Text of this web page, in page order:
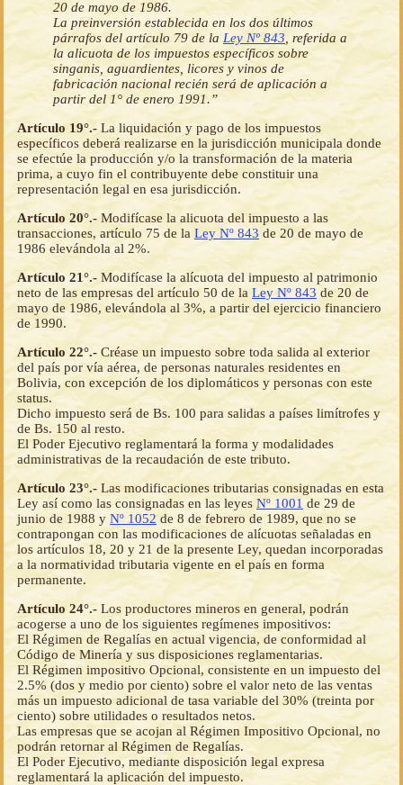
20 de mayo de 1986.
La preinversión establecida en los dos últimos
párrafos del artículo 79 de la Ley Nº 843 , referida a
la alicuota de los impuestos específicos sobre
singanis, aguardientes, licores y vinos de
fabricación nacional recién será de aplicación a
partir del 1° de enero 1991.”
Artículo 19°.- La liquidación y pago de los impuestos
específicos deberá realizarse en la jurisdicción municipala donde
se efectúe la producción y/o la transformación de la materia
prima, a cuyo fin el contribuyente debe constituir una
representación legal en esa jurisdicción.
Artículo 20°.- Modifícase la alicuota del impuesto a las
transacciones, artículo 75 de la Ley Nº 843 de 20 de mayo de
1986 elevándola al 2%.
Artículo 21°.- Modifícase la alícuota del impuesto al patrimonio
neto de las empresas del artículo 50 de laLey Nº 843 de 20 de
mayo de 1986, elevándola al 3%, a partir del ejercicio financiero
de 1990.
Artículo 22°.- Créase un impuesto sobre toda salida al exterior
del país por vía aérea, de personas naturales residentes en
Bolivia, con excepción de los diplomáticos y personas con este
status.
Dicho impuesto será de Bs. 100 para salidas a países limítrofes y
de Bs. 150 al resto.
El Poder Ejecutivo reglamentará la forma y modalidades
administrativas de la recaudación de este tributo.
Artículo 23°.- Las modificaciones tributarias consignadas en esta
Ley así como las consignadas en las leyes Nº 1001 de 29 de
junio de 1988 y Nº 1052 de 8 de febrero de 1989, que no se
contrapongan con las modificaciones de alícuotas señaladas en
los artículos 18, 20 y 21 de la presente Ley, quedan incorporadas
a la normatividad tributaria vigente en el país en forma
permanente.
Artículo 24°.- Los productores mineros en general, podrán
acogerse a uno de los siguientes regímenes impositivos:
El Régimen de Regalías en actual vigencia, de conformidad al
Código de Minería y sus disposiciones reglamentarias.
El Régimen impositivo Opcional, consistente en un impuesto del
2.5% (dos y medio por ciento) sobre el valor neto de las ventas
más un impuesto adicional de tasa variable del 30% (treinta por
ciento) sobre utilidades o resultados netos.
Las empresas que se acojan al Régimen Impositivo Opcional, no
podrán retornar al Régimen de Regalías.
El Poder Ejecutivo, mediante disposición legal expresa
reglamentará la aplicación del impuesto.